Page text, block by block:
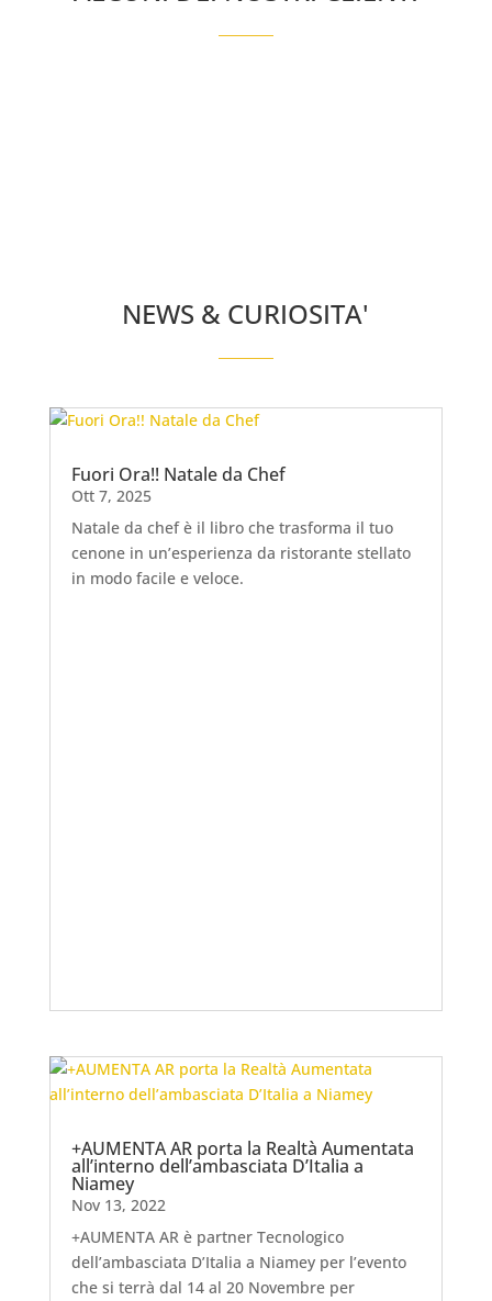
NEWS & CURIOSITA'
Fuori Ora!! Natale da Chef
Ott 7, 2025
Natale da chef è il libro che trasforma il tuo
cenone in un’esperienza da ristorante stellato
in modo facile e veloce.
+AUMENTA AR porta la Realtà Aumentata
all’interno dell’ambasciata D’Italia a
Niamey
Nov 13, 2022
+AUMENTA AR è partner Tecnologico
dell’ambasciata D’Italia a Niamey per l’evento
che si terrà dal 14 al 20 Novembre per